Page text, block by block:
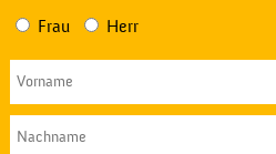
Frau Herr